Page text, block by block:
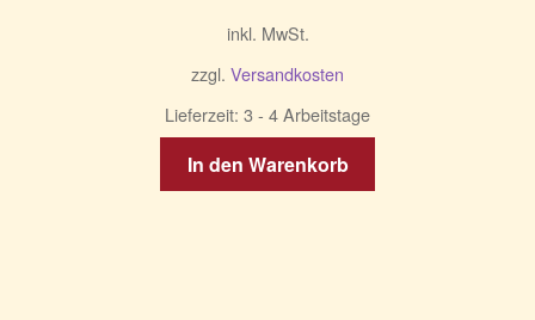
inkl. MwSt.
zzgl. Versandkosten
Lieferzeit: 3 - 4 Arbeitstage
In den Warenkorb